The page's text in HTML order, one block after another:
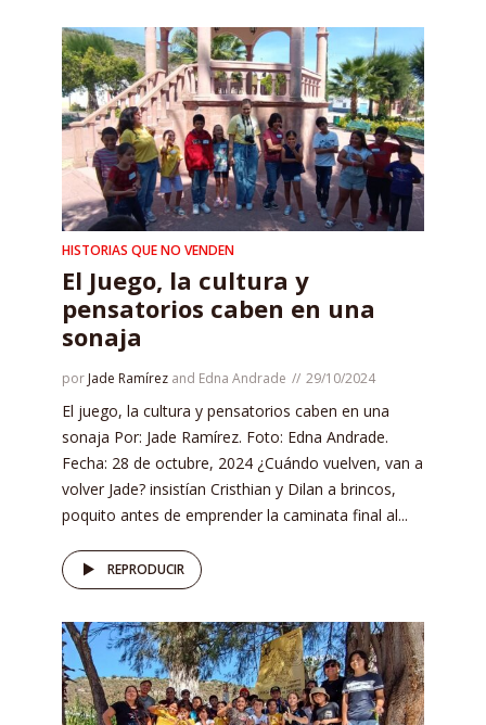
HISTORIAS QUE NO VENDEN
El Juego, la cultura y
pensatorios caben en una
sonaja
por Jade Ramírez and Edna Andrade 29/10/2024
El juego, la cultura y pensatorios caben en una
sonaja Por: Jade Ramírez. Foto: Edna Andrade.
Fecha: 28 de octubre, 2024 ¿Cuándo vuelven, van a
volver Jade? insistían Cristhian y Dilan a brincos,
poquito antes de emprender la caminata final al...
REPRODUCIR